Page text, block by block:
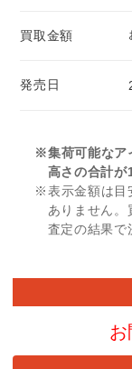
買取金額
発売日
※集荷可能なア
高さの合計が
※表示金額は目
ありません。
査定の結果で